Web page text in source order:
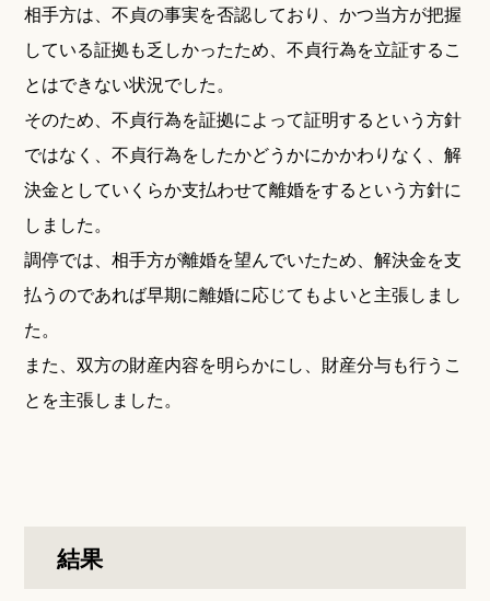
相手方は、不貞の事実を否認しており、かつ当方が把握
している証拠も乏しかったため、不貞行為を立証するこ
とはできない状況でした。
そのため、不貞行為を証拠によって証明するという方針
ではなく、不貞行為をしたかどうかにかかわりなく、解
決金としていくらか支払わせて離婚をするという方針に
しました。
調停では、相手方が離婚を望んでいたため、解決金を支
払うのであれば早期に離婚に応じてもよいと主張しまし
た。
また、双方の財産内容を明らかにし、財産分与も行うこ
とを主張しました。
結果